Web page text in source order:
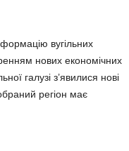
вугільних
нових економічних
галузі з’явилися нові
регіон має